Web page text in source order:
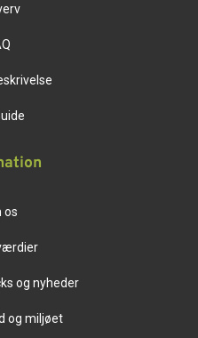
os
og nyheder
og miljøet